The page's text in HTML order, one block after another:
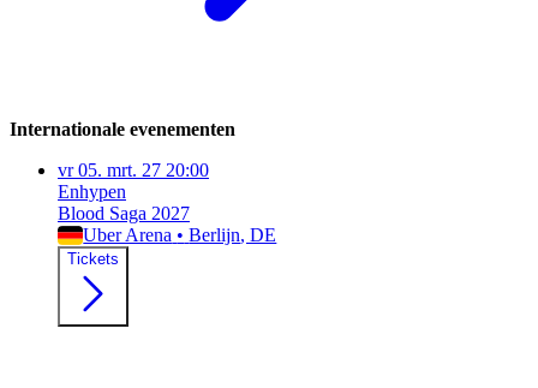
Internationale evenementen
vr 05. mrt. 27 20:00
Enhypen
Blood Saga 2027
Uber Arena • Berlijn, DE
Tickets